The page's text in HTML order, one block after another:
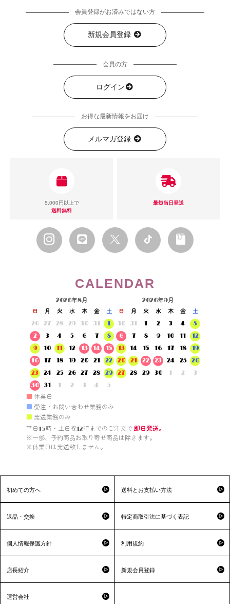
会員登録がお済みではない方
新規会員登録
会員の方
ログイン
お得な最新情報をお届け
メルマガ登録
5,000円以上で
送料無料
最短当日発送
CALENDAR
2026年8月
日 月 火 水 木 金
土
26
27 28 29 30 31
1
2
3 4 5 6 7
8
9
10 11 12 13 14
15
16
17 18 19 20 21
22
23
24 25 26 27 28
29
30
31 1 2 3 4 5
2026年9月
日 月 火 水 木 金
土
30
31 1 2 3 4
5
6
7 8 9 10 11
12
13
14 15 16 17 18
19
20
21 22 23 24 25
26
27
28 29 30 1 2 3
■ 休業日
■ 受注・お問い合わせ業務のみ
■ 発送業務のみ
平日15時・土日祝12時までのご注文で 即日発送。
※一部、予約商品お取り寄せ商品は除きます。
※休業日は発送致しません。
初めての方へ 送料とお支払い方法
返品・交換 特定商取引法に基づく表記
個人情報保護方針 利用規約
店長紹介 新規会員登録
運営会社